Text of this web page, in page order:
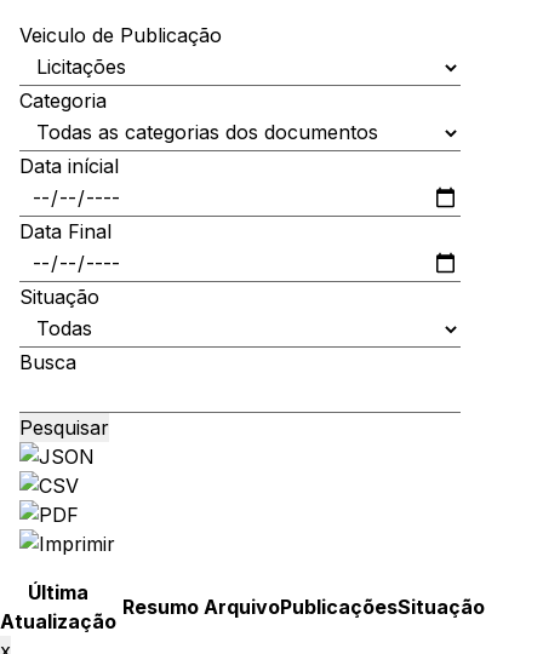
Veiculo de Publicação
Categoria
Data inícial
Data Final
Situação
Busca
Pesquisar
Última
Atualização
Resumo ArquivoPublicaçõesSituação